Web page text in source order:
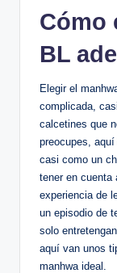
Cómo
BL
Elegir el
complicada,
calcetines que
preocupes,
casi⁢ como‌ un
tener en cuenta
experiencia de⁣
un episodio de
solo
aquí​ van unos
manhwa ideal.